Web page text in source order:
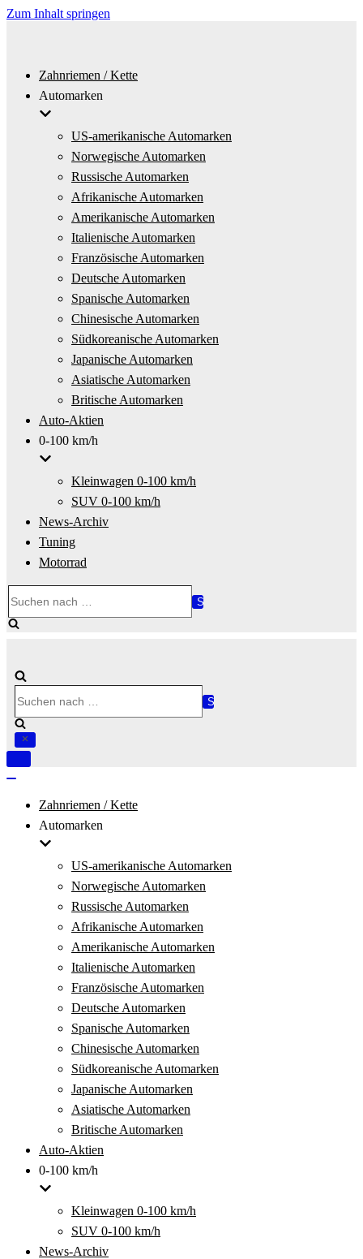
Zum Inhalt springen
Zahnriemen / Kette
Automarken
US-amerikanische Automarken
Norwegische Automarken
Russische Automarken
Afrikanische Automarken
Amerikanische Automarken
Italienische Automarken
Französische Automarken
Deutsche Automarken
Spanische Automarken
Chinesische Automarken
Südkoreanische Automarken
Japanische Automarken
Asiatische Automarken
Britische Automarken
Auto-Aktien
0-100 km/h
Kleinwagen 0-100 km/h
SUV 0-100 km/h
News-Archiv
Tuning
Motorrad
nach …
nach …
Navigation
Zahnriemen / Kette
Automarken
US-amerikanische Automarken
Norwegische Automarken
Russische Automarken
Afrikanische Automarken
Amerikanische Automarken
Italienische Automarken
Französische Automarken
Deutsche Automarken
Spanische Automarken
Chinesische Automarken
Südkoreanische Automarken
Japanische Automarken
Asiatische Automarken
Britische Automarken
Auto-Aktien
0-100 km/h
Kleinwagen 0-100 km/h
SUV 0-100 km/h
News-Archiv